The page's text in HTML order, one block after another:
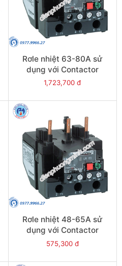
Rơle nhiệt 63-80A sử
dụng với Contactor
LC1E80-E95 - Model
1,723,700 đ
Rơle nhiệt 48-65A sử
dụng với Contactor
LC1E65-E95 - Model
575,300 đ